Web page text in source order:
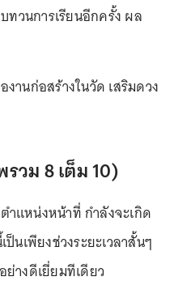
ทวนการเรียนอีกครั้ง ผล
งานก่อสร้างในวัด เสริมดวง
วม 8 เต็ม 10)
ำแหน่งหน้าที่ กำลังจะเกิด
นเพียงช่วงระยะเวลาสั้นๆ
างดีเยี่ยมทีเดียว